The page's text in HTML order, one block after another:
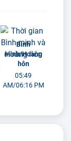
Bình
minh/Hoàng
hôn
05:49
AM/06:16 PM